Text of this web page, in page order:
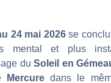
24 mai 2026se
mental et plus
du Soleil en
Mercuredans le